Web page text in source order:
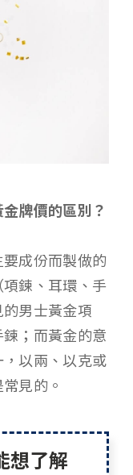
牌價的區別？
成份而製做的
鍊、耳環、手
男士黃金項
；而黃金的意
以兩、以克或
見的。
想了解